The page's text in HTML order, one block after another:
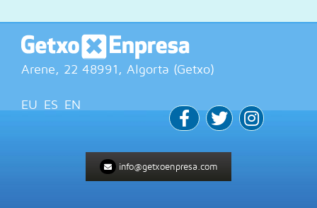
Arene, 22 48991, Algorta (Getxo)
EU ES EN
info@getxoenpresa.com